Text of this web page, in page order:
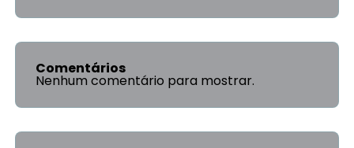
Comentários
Nenhum comentário para mostrar.